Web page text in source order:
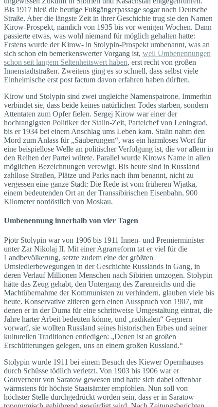
Bis 1917 hieß die heutige Fußgängerpassage sogar noch Deutsche
Straße. Aber die längste Zeit in ihrer Geschichte trug sie den Namen
Kirow-Prospekt, nämlich von 1935 bis vor wenigen Wochen. Dann
passierte etwas, was wohl niemand für möglich gehalten hatte:
Erstens wurde der Kirow- in Stolypin-Prospekt umbenannt, was an
sich schon ein bemerkenswerter Vorgang ist, weil Umbenennungen
schon seit langem Seltenheitswert haben, erst recht von großen
Innenstadtstraßen. Zweitens ging es so schnell, dass selbst viele
Einheimische erst post factum davon erfahren haben dürften.
Kirow und Stolypin sind zwei ungleiche Namenspatrone. Immerhin
verbindet sie, dass beide keines natürlichen Todes starben, sondern
Attentaten zum Opfer fielen. Sergej Kirow war einer der
hochrangigsten Politiker der Stalin-Zeit, Parteichef von Leningrad,
bis er 1934 bei einem Anschlag ums Leben kam. Stalin nahm den
Mord zum Anlass für „Säuberungen“, was ein harmloses Wort für
eine beispiellose Welle an politischer Verfolgung ist, die vor allem in
den Reihen der Partei wütete. Parallel wurde Kirows Name in allen
möglichen Bezeichnungen verewigt. Bis heute sind in Russland
zahllose Straßen, Plätze und Parks nach ihm benannt, nicht zu
vergessen eine ganze Stadt: Die Rede ist vom früheren Wjatka,
einem bedeutenden Ort an der Transsibirischen Eisenbahn, 900
Kilometer nordöstlich von Moskau.
Umbenennung innerhalb von vier Tagen
Pjotr Stolypin war von 1906 bis 1911 Innen- und Premierminister
unter Zar Nikolaj II. Mit einer Agrarreform tat er viel für die
Landbevölkerung, setzte zudem eine der größten
Umsiedlerbewegungen in der Geschichte Russlands in Gang, in
deren Verlauf Millionen Menschen nach Sibirien umzogen. Stolypin
hätte das Zeug gehabt, den Untergang des Zarenreichs und die
Machtübernahme der Kommunisten zu verhindern, glauben viele bis
heute. Konservative zitieren gern einen Ausspruch von 1907, mit
denen er in der Duma für eine schrittweise Umgestaltung eintrat, die
Jahre harter Arbeit bedeuten könne, und „radikalen“ Gegnern
vorwarf, sie wollten Russland seines historischen Erbes und seiner
kulturellen Traditionen entledigen: „Denen ist an großen
Erschütterungen gelegen, uns an einem großen Russland.“
Stolypin wurde 1911 bei einem Besuch des Kiewer Opernhauses
durch Schüsse tödlich verletzt. Von 1903 bis 1906 war er
Gouverneur von Saratow gewesen und hatte sich dabei offenbar
wärmstens für höchste Staatsämter empfohlen. Nun soll von
höchster Stelle durchgedrückt worden sein, dass er in Saratow